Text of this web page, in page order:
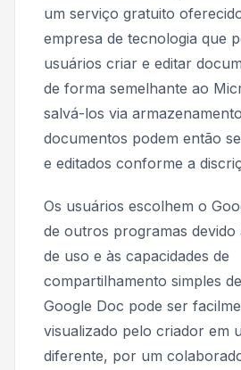
um serviço gratuito
empresa de tecnologia que
usuários criar e editar
de forma semelhante ao
salvá-los via
documentos podem então
e editados conforme a
Os usuários escolhem o
de outros programas devido
de uso e às capacidades de
compartilhamento simples
Google Doc pode ser
visualizado pelo criador em
diferente, por um